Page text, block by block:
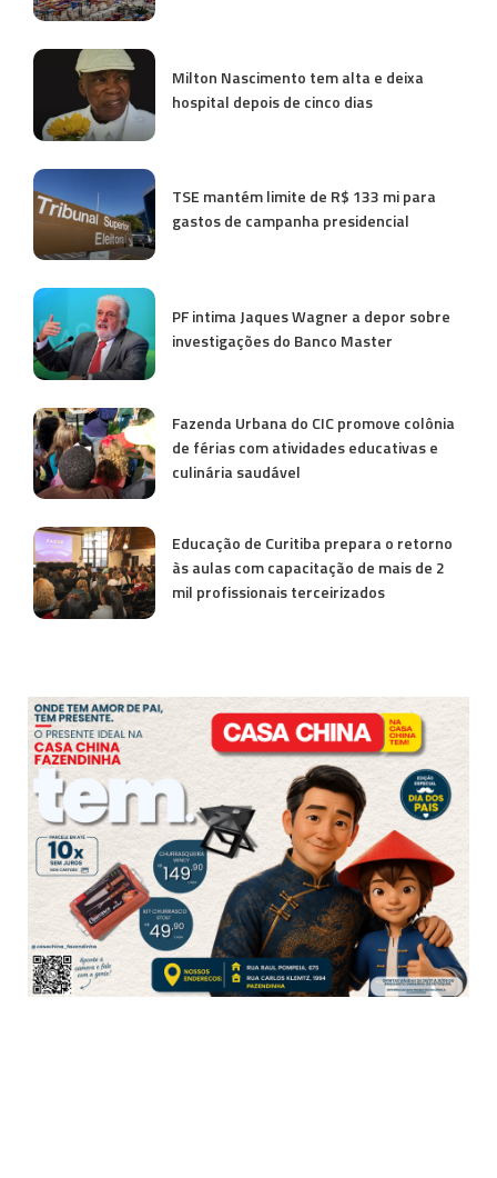
Milton Nascimento tem alta e deixa
hospital depois de cinco dias
TSE mantém limite de R$ 133 mi para
gastos de campanha presidencial
PF intima Jaques Wagner a depor sobre
investigações do Banco Master
Fazenda Urbana do CIC promove colônia
de férias com atividades educativas e
culinária saudável
Educação de Curitiba prepara o retorno
às aulas com capacitação de mais de 2
mil profissionais terceirizados